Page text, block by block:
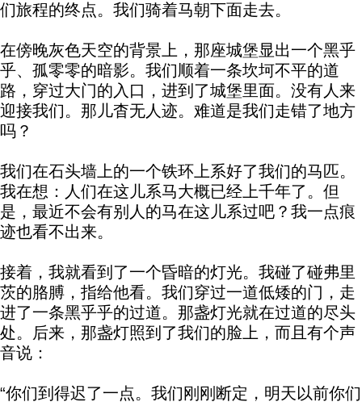
们旅程的终点。我们骑着马朝下面走去。
在傍晚灰色天空的背景上，那座城堡显出一个黑乎
乎、孤零零的暗影。我们顺着一条坎坷不平的道
路，穿过大门的入口，进到了城堡里面。没有人来
迎接我们。那儿杳无人迹。难道是我们走错了地方
吗？
我们在石头墙上的一个铁环上系好了我们的马匹。
我在想：人们在这儿系马大概已经上千年了。但
是，最近不会有别人的马在这儿系过吧？我一点痕
迹也看不出来。
接着，我就看到了一个昏暗的灯光。我碰了碰弗里
茨的胳膊，指给他看。我们穿过一道低矮的门，走
进了一条黑乎乎的过道。那盏灯光就在过道的尽头
处。后来，那盏灯照到了我们的脸上，而且有个声
音说：
“你们到得迟了一点。我们刚刚断定，明天以前你们